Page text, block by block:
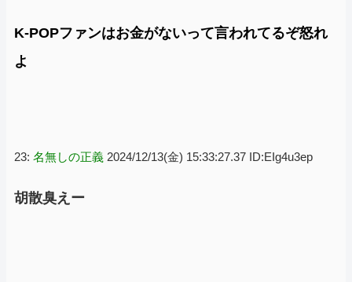
K-POPファンはお金がないって言われてるぞ怒れ
よ
23: 名無しの正義 2024/12/13(金) 15:33:27.37 ID:EIg4u3ep
胡散臭えー